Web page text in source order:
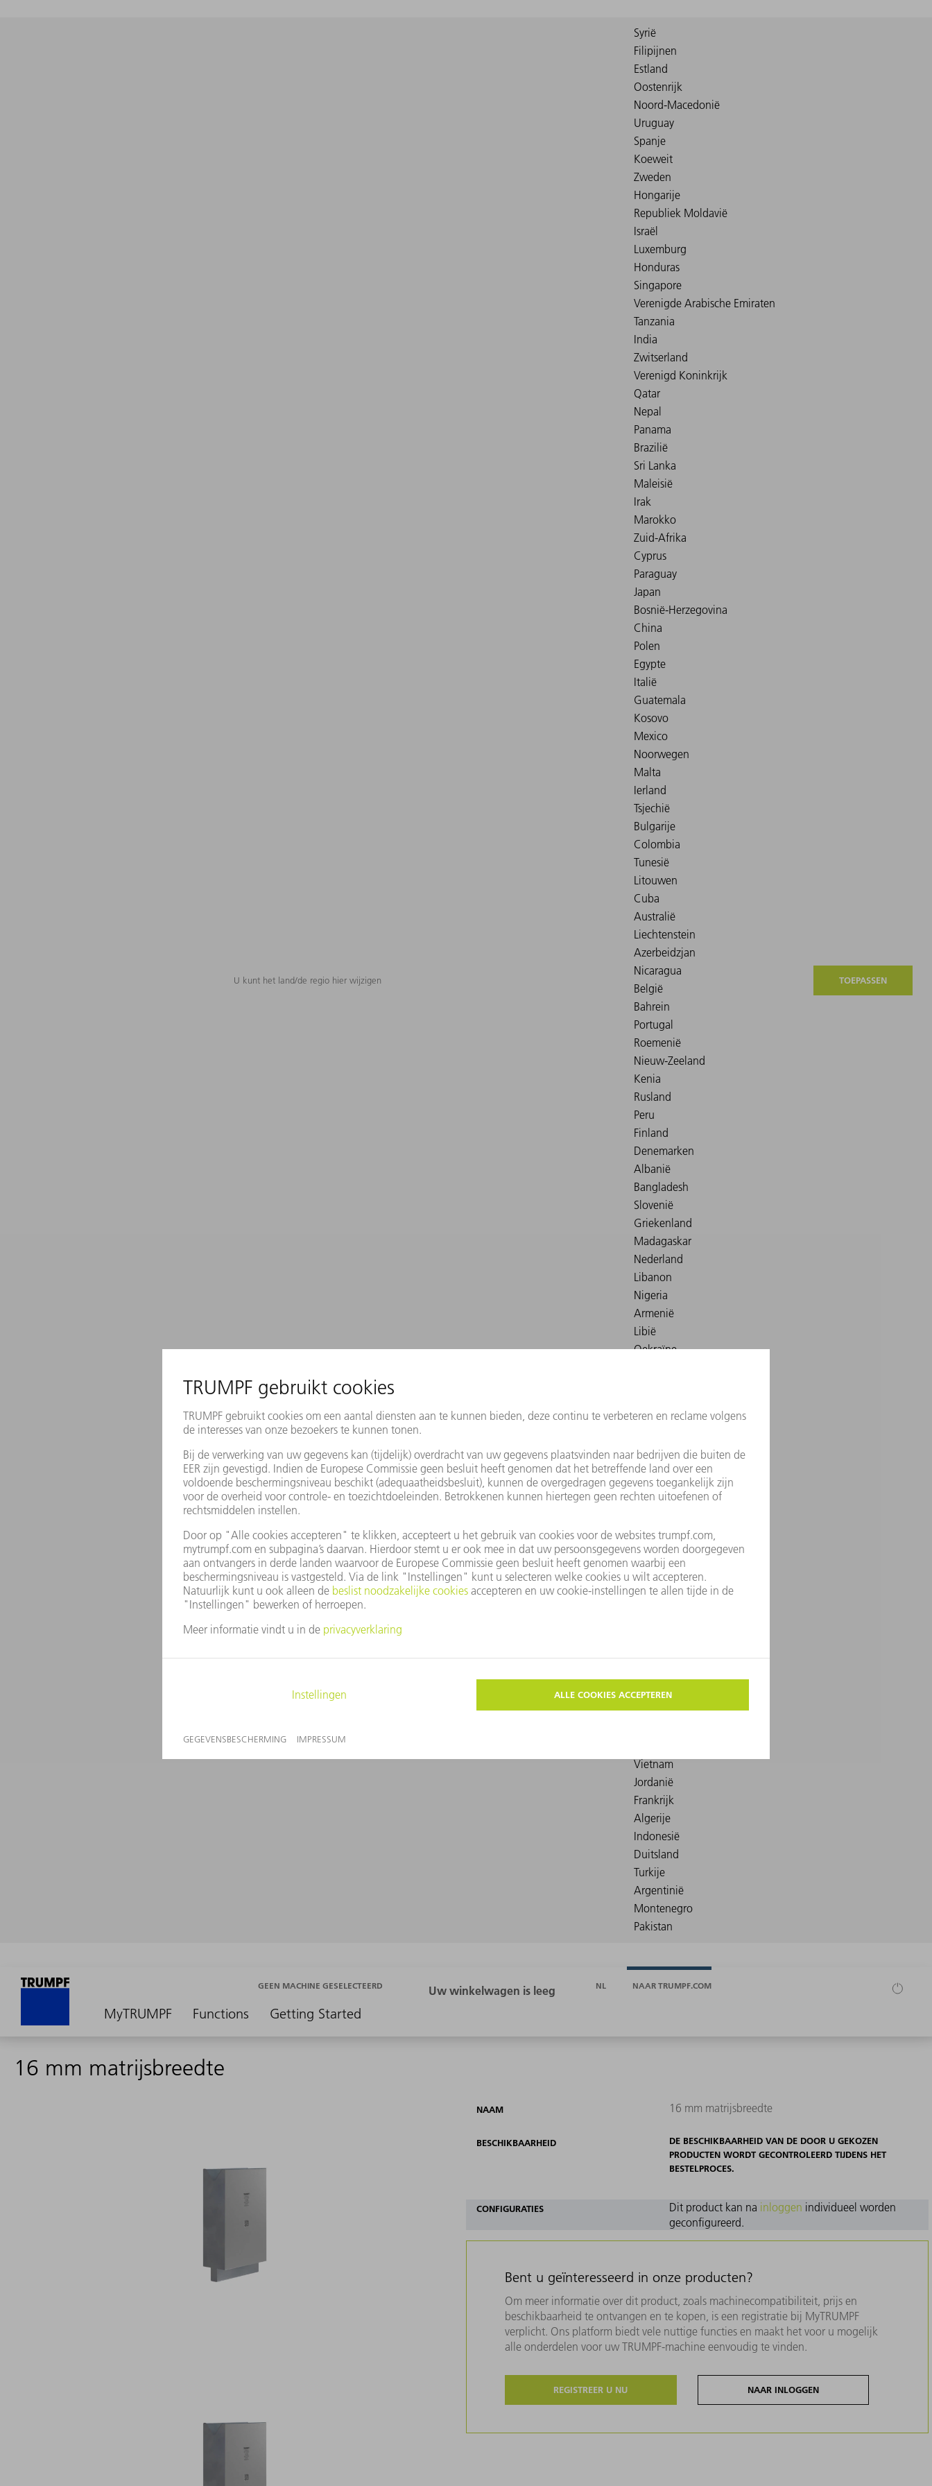
U kunt het land/de regio hier wijzigen TOEPASSEN
MyTRUMPF Functions Getting Started
GEEN MACHINE GESELECTEERD NL NAAR TRUMPF.COM
16 mm matrijsbreedte
NAAM 16 mm matrijsbreedte
BESCHIKBAARHEID
DE BESCHIKBAARHEID VAN DE DOOR U GEKOZEN
PRODUCTEN WORDT GECONTROLEERD TIJDENS HET
BESTELPROCES.
CONFIGURATIES Dit product kan na inloggen individueel worden
geconfigureerd.
Bent u geïnteresseerd in onze producten?
Om meer informatie over dit product, zoals machinecompatibiliteit, prijs en
beschikbaarheid te ontvangen en te kopen, is een registratie bij MyTRUMPF
verplicht. Ons platform biedt vele nuttige functies en maakt het voor u mogelijk
alle onderdelen voor uw TRUMPF-machine eenvoudig te vinden.
REGISTREER U NU NAAR INLOGGEN